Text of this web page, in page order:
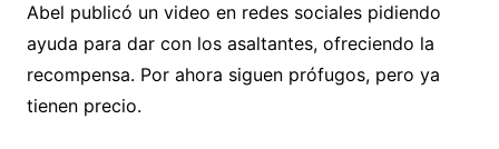
Abel publicó un video en redes sociales pidiendo
ayuda para dar con los asaltantes, ofreciendo la
recompensa. Por ahora siguen prófugos, pero ya
tienen precio.